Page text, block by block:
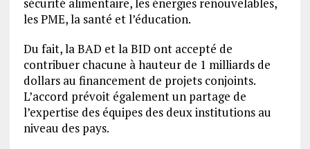
les PME, la santé et l’éducation.
Du fait, la BAD et la BID ont accepté de
contribuer chacune à hauteur de 1 milliards de
dollars au financement de projets conjoints.
L’accord prévoit également un partage de
l’expertise des équipes des deux institutions au
niveau des pays.